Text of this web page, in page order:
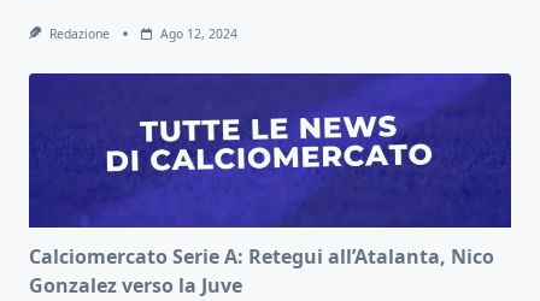
Redazione Ago 12, 2024
Calciomercato Serie A: Retegui all’Atalanta, Nico
Gonzalez verso la Juve